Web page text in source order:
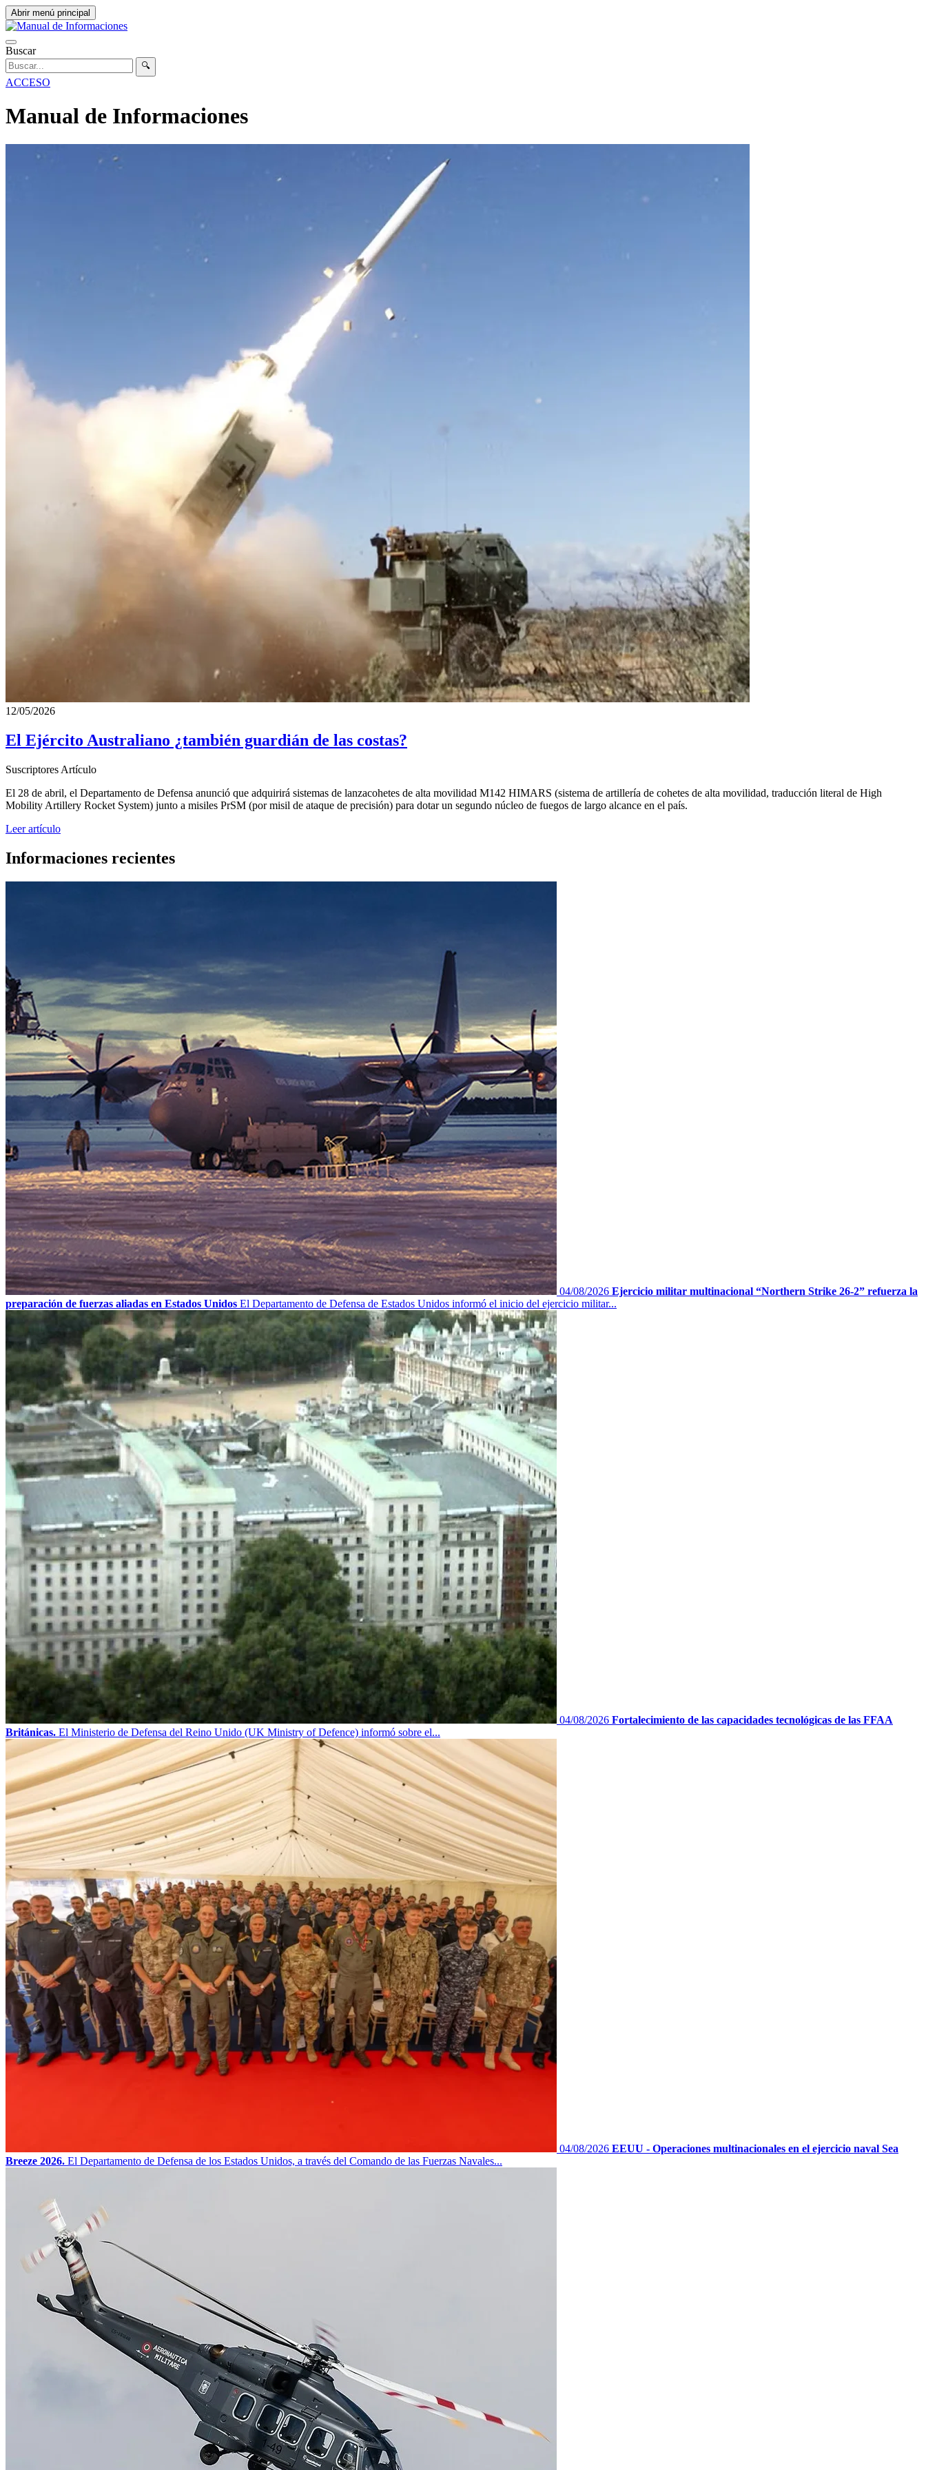
Abrir menú principal
Buscar
🔍
ACCESO
Manual de Informaciones
12/05/2026
El Ejército Australiano ¿también guardián de las costas?
Suscriptores Artículo
El 28 de abril, el Departamento de Defensa anunció que adquirirá sistemas de lanzacohetes de alta movilidad M142 HIMARS (sistema de artillería de cohetes de alta movilidad, traducción literal de High
Mobility Artillery Rocket System) junto a misiles PrSM (por misil de ataque de precisión) para dotar un segundo núcleo de fuegos de largo alcance en el país.
Leer artículo
Informaciones recientes
04/08/2026 Ejercicio militar multinacional “Northern Strike 26-2” refuerza la
preparación de fuerzas aliadas en Estados Unidos El Departamento de Defensa de Estados Unidos informó el inicio del ejercicio militar...
04/08/2026 Fortalecimiento de las capacidades tecnológicas de las FFAA
Británicas. El Ministerio de Defensa del Reino Unido (UK Ministry of Defence) informó sobre el...
04/08/2026 EEUU - Operaciones multinacionales en el ejercicio naval Sea
Breeze 2026. El Departamento de Defensa de los Estados Unidos, a través del Comando de las Fuerzas Navales...